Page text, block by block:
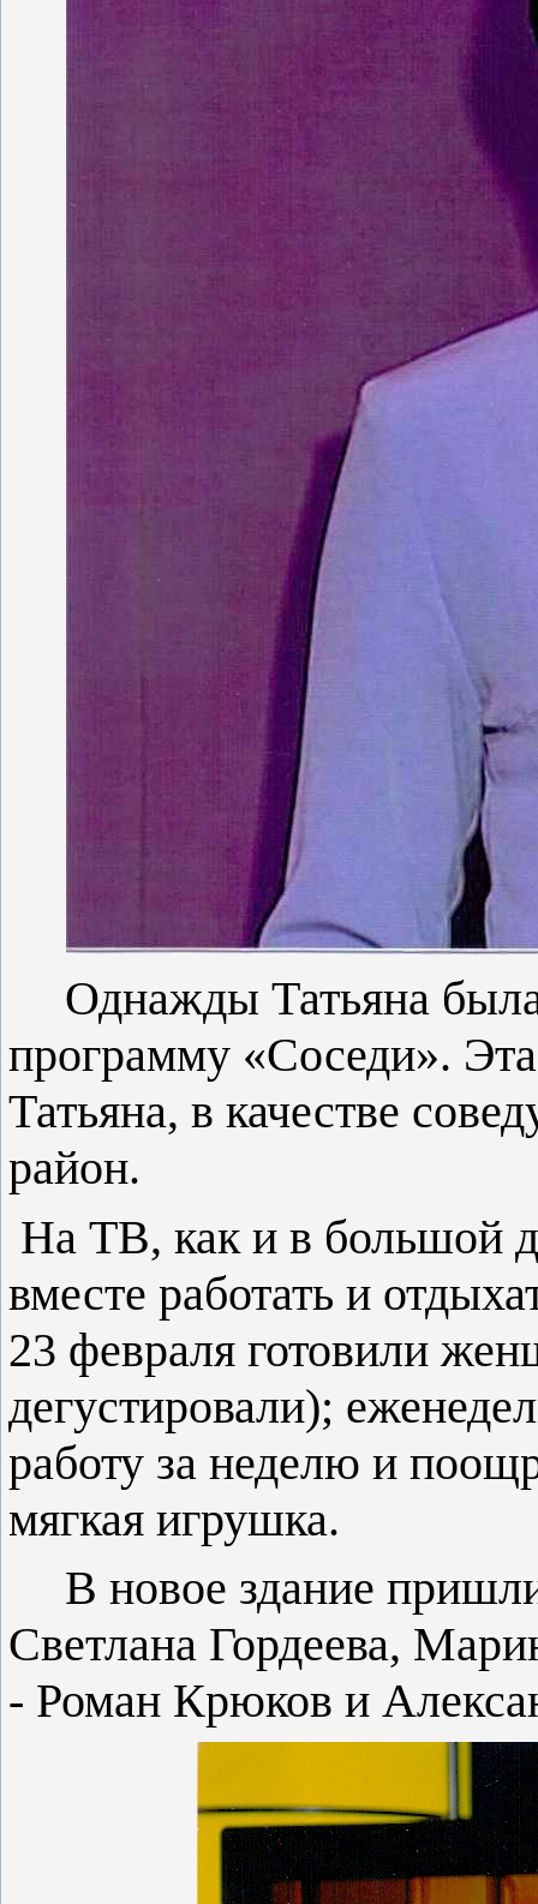
Однажды Татьяна
программу «Соседи».
Татьяна, в качестве
район.
На ТВ, как и в большой
вместе работать и
23 февраля готовили
дегустировали);
работу за неделю и
мягкая игрушка.
В новое здание
Светлана Гордеева,
- Роман Крюков и